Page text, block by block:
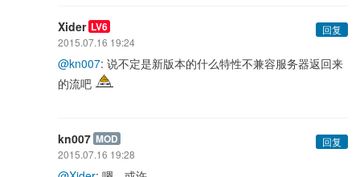
Xider LV6
回复
2015.07.16 19:24
@kn007: 说不定是新版本的什么特性不兼容服务器返回来
的流吧
kn007 MOD
回复
2015.07.16 19:28